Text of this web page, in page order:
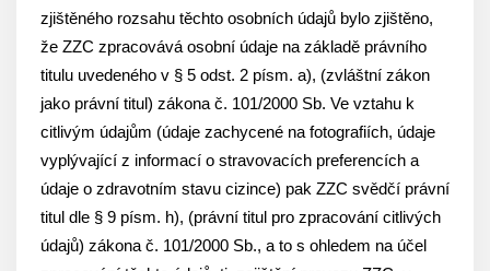
zjištěného rozsahu těchto osobních údajů bylo zjištěno,
že ZZC zpracovává osobní údaje na základě právního
titulu uvedeného v § 5 odst. 2 písm. a), (zvláštní zákon
jako právní titul) zákona č. 101/2000 Sb. Ve vztahu k
citlivým údajům (údaje zachycené na fotografiích, údaje
vyplývající z informací o stravovacích preferencích a
údaje o zdravotním stavu cizince) pak ZZC svědčí právní
titul dle § 9 písm. h), (právní titul pro zpracování citlivých
údajů) zákona č. 101/2000 Sb., a to s ohledem na účel